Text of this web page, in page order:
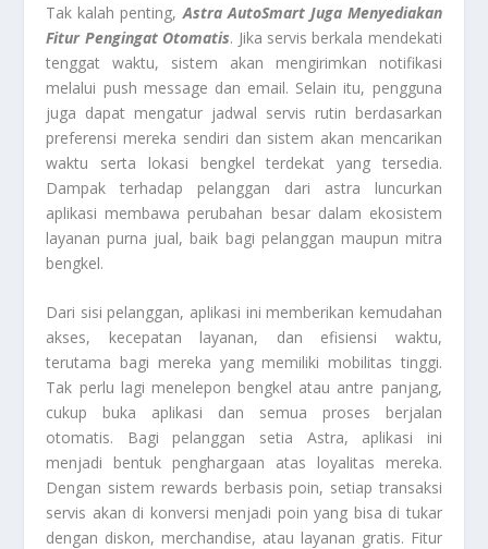
Tak kalah penting, Astra AutoSmart Juga Menyediakan
Fitur Pengingat Otomatis. Jika servis berkala mendekati
tenggat waktu, sistem akan mengirimkan notifikasi
melalui push message dan email. Selain itu, pengguna
juga dapat mengatur jadwal servis rutin berdasarkan
preferensi mereka sendiri dan sistem akan mencarikan
waktu serta lokasi bengkel terdekat yang tersedia.
Dampak terhadap pelanggan dari astra luncurkan
aplikasi membawa perubahan besar dalam ekosistem
layanan purna jual, baik bagi pelanggan maupun mitra
bengkel.
Dari sisi pelanggan, aplikasi ini memberikan kemudahan
akses, kecepatan layanan, dan efisiensi waktu,
terutama bagi mereka yang memiliki mobilitas tinggi.
Tak perlu lagi menelepon bengkel atau antre panjang,
cukup buka aplikasi dan semua proses berjalan
otomatis. Bagi pelanggan setia Astra, aplikasi ini
menjadi bentuk penghargaan atas loyalitas mereka.
Dengan sistem rewards berbasis poin, setiap transaksi
servis akan di konversi menjadi poin yang bisa di tukar
dengan diskon, merchandise, atau layanan gratis. Fitur